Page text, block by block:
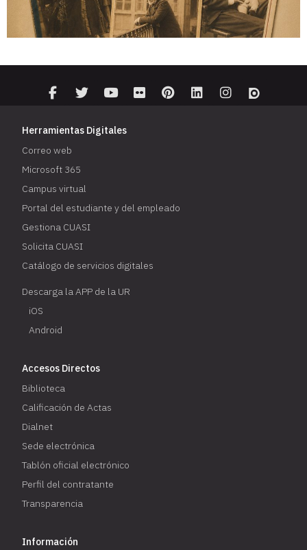
Herramientas Digitales
Correo web
Microsoft 365
Campus virtual
Portal del estudiante y del empleado
Gestiona CUASI
Solicita CUASI
Catálogo de servicios digitales
Descarga la APP de la UR
iOS
Android
Accesos Directos
Biblioteca
Calificación de Actas
Dialnet
Sede electrónica
Tablón oficial electrónico
Perfil del contratante
Transparencia
Información